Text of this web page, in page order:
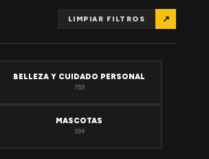
LIMPIAR FILTROS ↗
BELLEZA Y CUIDADO PERSONAL
759
MASCOTAS
394